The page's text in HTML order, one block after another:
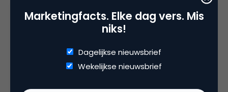
Ziet er veel strakker uit, congrats Marco & Co!
Marketingfacts. Elke dag vers. Mis
niks!
Dagelijkse nieuwsbrief
Wekelijkse nieuwsbrief